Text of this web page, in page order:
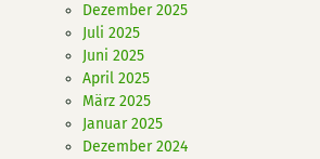
Dezember 2025
Juli 2025
Juni 2025
April 2025
März 2025
Januar 2025
Dezember 2024